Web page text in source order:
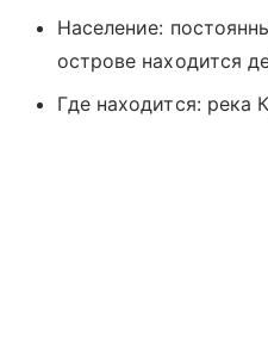
Население:
острове находится
Где находится: река